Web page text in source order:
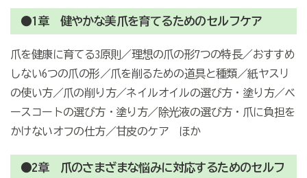
●1章 健やかな美爪を育てるためのセルフケア
爪を健康に育てる3原則／理想の爪の形7つの特長／おすすめ
しない6つの爪の形／爪を削るための道具と種類／紙ヤスリ
の使い方／爪の削り方／ネイルオイルの選び方・塗り方／ベ
ースコートの選び方・塗り方／除光液の選び方・爪に負担を
かけないオフの仕方／甘皮のケア ほか
●2章 爪のさまざまな悩みに対応するためのセルフ